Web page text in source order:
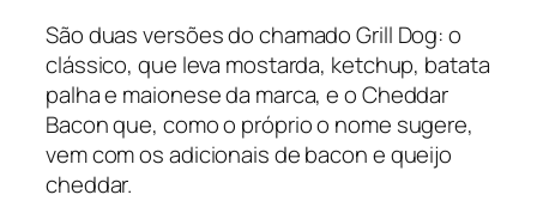
São duas versões do chamado Grill Dog: o
clássico, que leva mostarda, ketchup, batata
palha e maionese da marca, e o Cheddar
Bacon que, como o próprio o nome sugere,
vem com os adicionais de bacon e queijo
cheddar.